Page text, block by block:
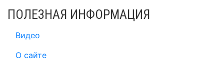
ПОЛЕЗНАЯ ИНФОРМАЦИЯ
Видео
О сайте